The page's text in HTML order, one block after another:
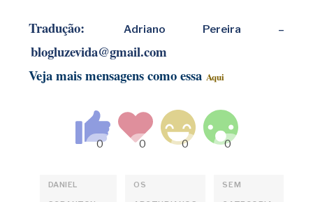
Tradução: Adriano Pereira –
blogluzevida@gmail.com
Veja mais mensagens como essa Aqui
DANIEL
OS
SEM